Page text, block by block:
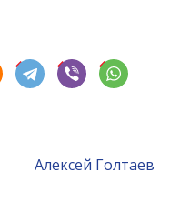
Алексей Голтаев